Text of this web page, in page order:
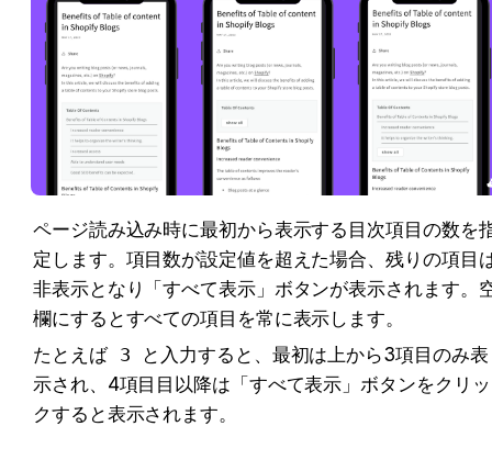
ページ読み込み時に最初から表示する目次項目の数を
定します。項目数が設定値を超えた場合、残りの項目
非表示となり「すべて表示」ボタンが表示されます。
欄にするとすべての項目を常に表示します。
たとえば 3
と入力すると、最初は上から3項目のみ表
示され、4項目目以降は「すべて表示」ボタンをクリッ
クすると表示されます。